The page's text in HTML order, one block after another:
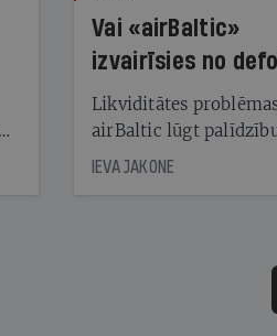
Vai «airBaltic»
izvairīsies no
Likviditātes
airBaltic lūgt
obligāciju turētājiem,
samaksāt augstos
kas jāpārskaita jau
pirms nākamās
IEVA JAKONE